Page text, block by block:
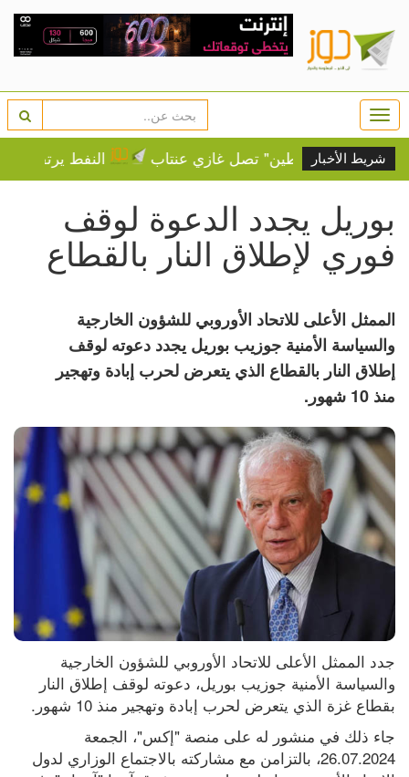
شريط الأخبار
فلسطين" تصل غازي عنتاب النفط يرتفع وسط
بوريل يجدد الدعوة لوقف
فوري لإطلاق النار بالقطاع
الممثل الأعلى للاتحاد الأوروبي للشؤون الخارجية
والسياسة الأمنية جوزيب بوريل يجدد دعوته لوقف
إطلاق النار بالقطاع الذي يتعرض لحرب إبادة وتهجير
منذ 10 شهور.
بقطاع غزة الذي يتعرض لحرب إبادة وتهجير منذ 10 شهور.